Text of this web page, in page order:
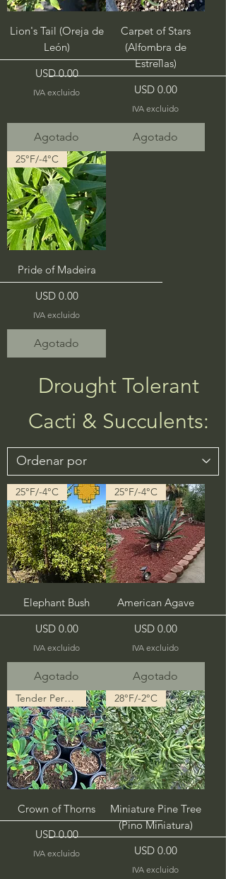
Lion's Tail (Oreja de
León)
Precio
USD 0.00
IVA excluido
Agotado
Carpet of Stars
(Alfombra de
Estrellas)
Precio
USD 0.00
IVA excluido
Agotado
25°F/-4°C
Pride of Madeira
Precio
USD 0.00
IVA excluido
Agotado
Drought Tolerant
Cacti & Succulents:
25°F/-4°C
Elephant Bush
Precio
USD 0.00
IVA excluido
Agotado
25°F/-4°C
American Agave
Precio
USD 0.00
IVA excluido
Agotado
Tender Perennial
Crown of Thorns
Precio
USD 0.00
IVA excluido
28°F/-2°C
Miniature Pine Tree
(Pino Miniatura)
Precio
USD 0.00
IVA excluido